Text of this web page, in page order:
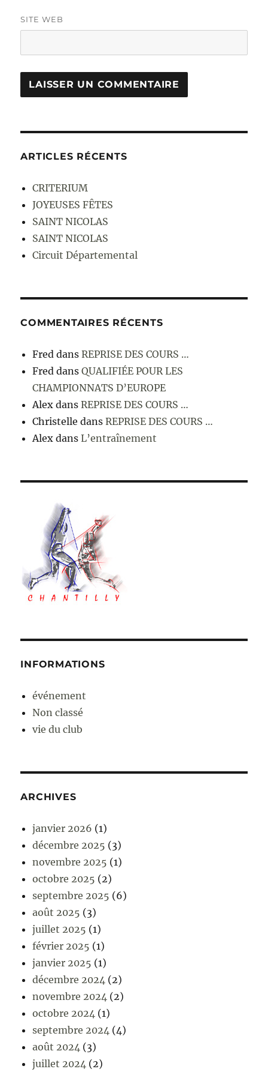
SITE WEB
ARTICLES RÉCENTS
CRITERIUM
JOYEUSES FÊTES
SAINT NICOLAS
SAINT NICOLAS
Circuit Départemental
COMMENTAIRES RÉCENTS
Fred dansREPRISE DES COURS …
Fred dansQUALIFIÉE POUR LES
CHAMPIONNATS D’EUROPE
Alex dansREPRISE DES COURS …
Christelle dansREPRISE DES COURS …
Alex dansL’entraînement
INFORMATIONS
événement
Non classé
vie du club
ARCHIVES
janvier 2026 (1)
décembre 2025 (3)
novembre 2025 (1)
octobre 2025 (2)
septembre 2025 (6)
août 2025 (3)
juillet 2025 (1)
février 2025 (1)
janvier 2025 (1)
décembre 2024 (2)
novembre 2024 (2)
octobre 2024 (1)
septembre 2024 (4)
août 2024 (3)
juillet 2024 (2)